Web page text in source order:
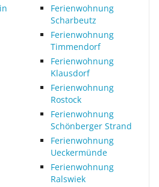
Ferienwohnung
Scharbeutz
Ferienwohnung
Timmendorf
Ferienwohnung
Klausdorf
Ferienwohnung
Rostock
Ferienwohnung
Schönberger Strand
Ferienwohnung
Ueckermünde
Ferienwohnung
Ralswiek